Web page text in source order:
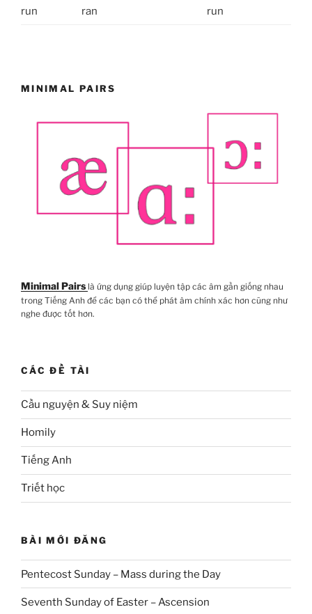
run ran run
MINIMAL PAIRS
Minimal Pairs là ứng dụng giúp luyện tập các âm gần giống nhau
trong Tiếng Anh để các bạn có thể phát âm chính xác hơn cũng như
nghe được tốt hơn.
CÁC ĐỀ TÀI
Cầu nguyện & Suy niệm
Homily
Tiếng Anh
Triết học
BÀI MỚI ĐĂNG
Pentecost Sunday – Mass during the Day
Seventh Sunday of Easter – Ascension